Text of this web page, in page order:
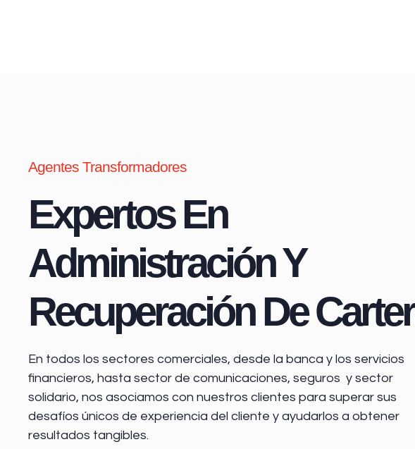
Agentes Transformadores
Expertos En
Administración Y
Recuperación De
En todos los sectores comerciales, desde la banca y los servicios
financieros, hasta sector de comunicaciones, seguros y sector
solidario, nos asociamos con nuestros clientes para superar sus
desafíos únicos de experiencia del cliente y ayudarlos a obtener
resultados tangibles.